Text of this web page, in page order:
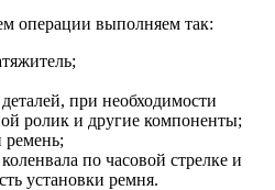
операции выполняем так:
при необходимости
ролик и другие компоненты;
ремень;
по часовой стрелке и
установки ремня.